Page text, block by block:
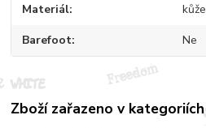
Materiál kůže
Barefoot Ne
Zboží zařazeno v kategoriích